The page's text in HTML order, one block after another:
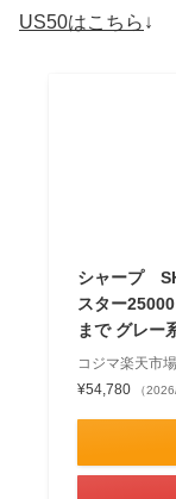
US50はこちら ↓
シャープ
スター
まで グレ
コジマ楽天市
¥54,780
（